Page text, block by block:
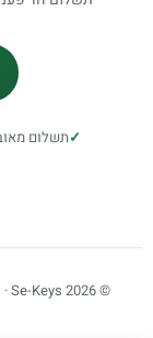
✓תשלום
© 2026 Se-Keys · קורס מאסטר אקסל ·